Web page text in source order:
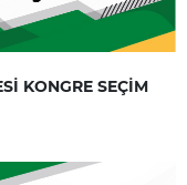
KONGRE SEÇİM